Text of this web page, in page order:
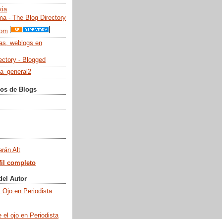
de Blogs
Alt
completo
Autor
Ojo en Periodista